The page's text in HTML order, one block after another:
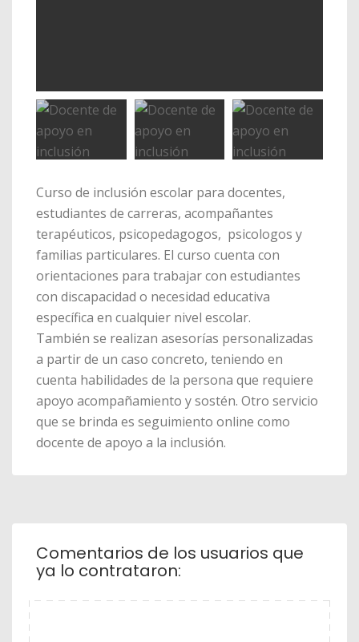
Curso de inclusión escolar para docentes,
estudiantes de carreras, acompañantes
terapéuticos, psicopedagogos, psicologos y
familias particulares. El curso cuenta con
orientaciones para trabajar con estudiantes
con discapacidad o necesidad educativa
específica en cualquier nivel escolar.
También se realizan asesorías personalizadas
a partir de un caso concreto, teniendo en
cuenta habilidades de la persona que requiere
apoyo acompañamiento y sostén. Otro servicio
que se brinda es seguimiento online como
docente de apoyo a la inclusión.
Comentarios de los usuarios que
ya lo contrataron: